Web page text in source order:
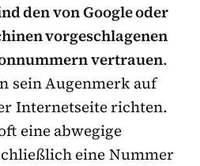
den von Google oder
vorgeschlagenen
vertrauen.
sein Augenmerk auf
Internetseite richten.
eine abwegige
eine Nummer